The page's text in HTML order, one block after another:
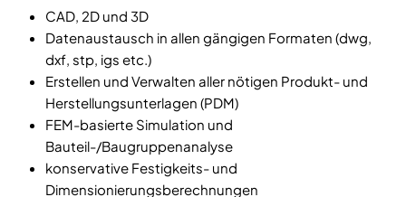
CAD, 2D und 3D
Datenaustausch in allen gängigen Formaten (dwg,
dxf, stp, igs etc.)
Erstellen und Verwalten aller nötigen Produkt- und
Herstellungsunterlagen (PDM)
FEM-basierte Simulation und
Bauteil-/Baugruppenanalyse
konservative Festigkeits- und
Dimensionierungsberechnungen